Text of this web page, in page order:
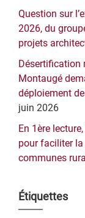
Question sur
2026, du
projets
Désertification
Montaugé
déploiement
juin 2026
En 1ère
pour faciliter
communes
Étiquettes